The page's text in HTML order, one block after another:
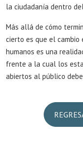
la ciudadanía dentro
Más allá de cómo
cierto es que el cambio
humanos es una
frente a la cual los
abiertos al público